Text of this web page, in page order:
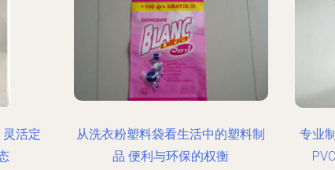
灵活定
从洗衣粉塑料袋看生活中的塑料制
品 便利与环保的权衡
专业